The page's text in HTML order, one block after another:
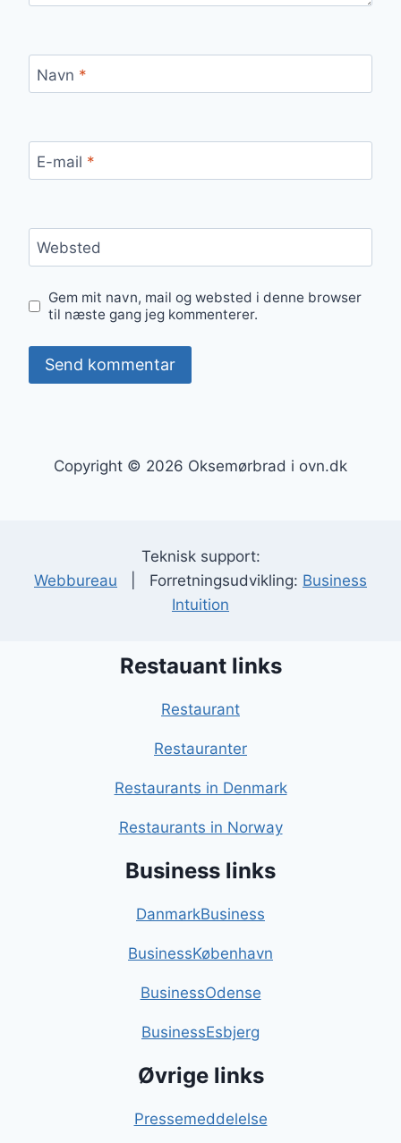
Navn *
E-mail *
Websted
Gem mit navn, mail og websted i denne browser
til næste gang jeg kommenterer.
Copyright © 2026 Oksemørbrad i ovn.dk
Teknisk support:
Webbureau | Forretningsudvikling: Business
Intuition
Restauant links
Restaurant
Restauranter
Restaurants in Denmark
Restaurants in Norway
Business links
DanmarkBusiness
BusinessKøbenhavn
BusinessOdense
BusinessEsbjerg
Øvrige links
Pressemeddelelse